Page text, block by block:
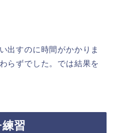
出すのに時間がかかりま
らずでした。では結果を
習